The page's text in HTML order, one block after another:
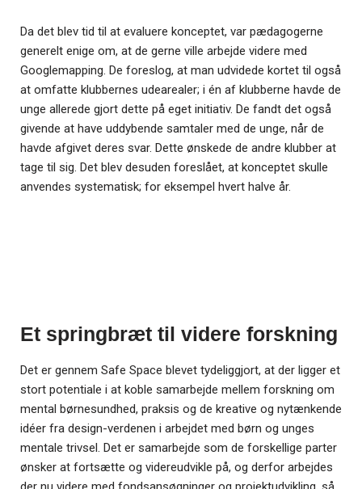
Da det blev tid til at evaluere konceptet, var pædagogerne
generelt enige om, at de gerne ville arbejde videre med
Googlemapping. De foreslog, at man udvidede kortet til også
at omfatte klubbernes udearealer; i én af klubberne havde de
unge allerede gjort dette på eget initiativ. De fandt det også
givende at have uddybende samtaler med de unge, når de
havde afgivet deres svar. Dette ønskede de andre klubber at
tage til sig. Det blev desuden foreslået, at konceptet skulle
anvendes systematisk; for eksempel hvert halve år.
Et springbræt til videre forskning
Det er gennem Safe Space blevet tydeliggjort, at der ligger et
stort potentiale i at koble samarbejde mellem forskning om
mental børnesundhed, praksis og de kreative og nytænkende
idéer fra design-verdenen i arbejdet med børn og unges
mentale trivsel. Det er samarbejde som de forskellige parter
ønsker at fortsætte og videreudvikle på, og derfor arbejdes